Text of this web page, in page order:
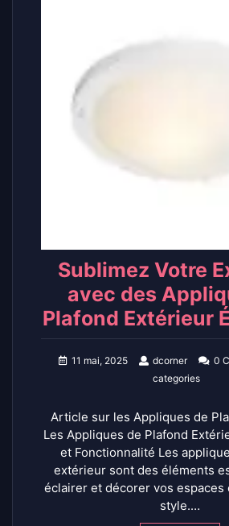
Sublimez Votre
avec des
Plafond Extérieur
11 mai, 2025 dcorner 0
categories
Article sur les Appliques de
Les Appliques de Plafond
et Fonctionnalité Les
extérieur sont des éléments
éclairer et décorer vos espaces
style.…